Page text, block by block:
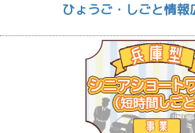
ひょうご・しごと情報